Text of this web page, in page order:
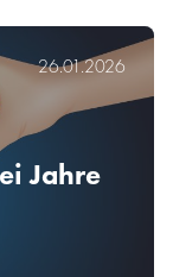
26.01.2026
Jahre